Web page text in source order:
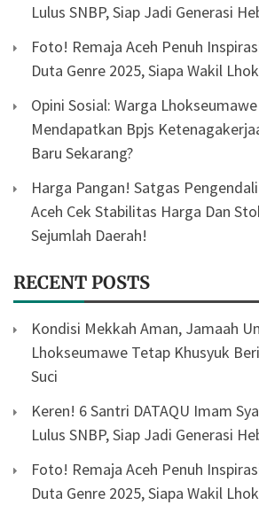
Lulus SNBP, Siap Jadi Generasi
Foto! Remaja Aceh Penuh
Duta Genre 2025, Siapa Wakil
Opini Sosial: Warga
Mendapatkan Bpjs
Baru Sekarang?
Harga Pangan! Satgas
Aceh Cek Stabilitas Harga Dan
Sejumlah Daerah!
RECENT POSTS
Kondisi Mekkah Aman, Jamaah
Lhokseumawe Tetap Khusyuk
Suci
Keren! 6 Santri DATAQU Imam
Lulus SNBP, Siap Jadi Generasi
Foto! Remaja Aceh Penuh
Duta Genre 2025, Siapa Wakil